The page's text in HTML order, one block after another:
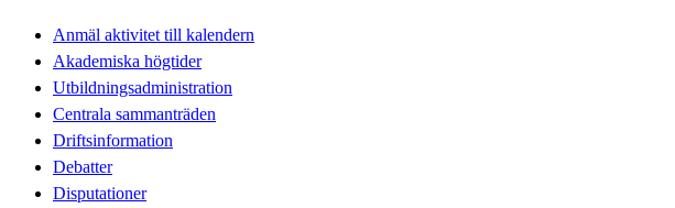
Anmäl aktivitet till kalendern
Akademiska högtider
Utbildningsadministration
Centrala sammanträden
Driftsinformation
Debatter
Disputationer